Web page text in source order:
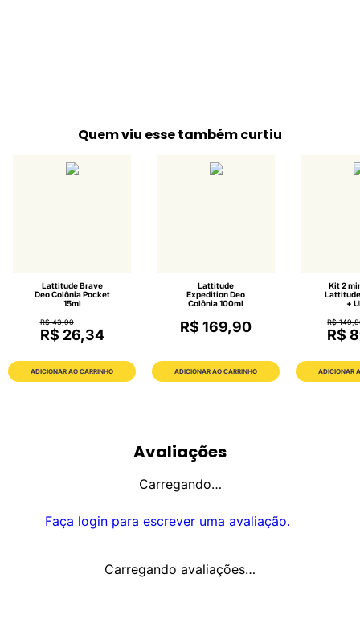
Quem viu esse também curtiu
Lattitude Brave
Deo Colônia Pocket
15ml
R$ 43,90
R$ 26,34
ADICIONAR AO CARRINHO
Lattitude
Expedition Deo
Colônia 100ml
R$ 169,90
ADICIONAR AO CARRINHO
Kit 2
+
R$
R$
ADICIONAR
Avaliações
Carregando…
Faça login para escrever uma avaliação.
Carregando avaliações…